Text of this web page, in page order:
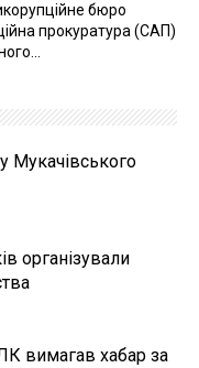
бюро
прокуратура (САП)
Мукачівського
організували
вимагав хабар за